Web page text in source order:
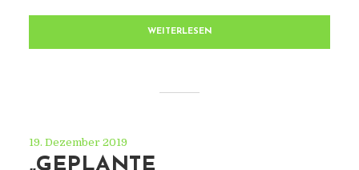
WEITERLESEN
19. Dezember 2019
„GEPLANTE